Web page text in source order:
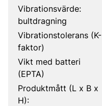
Vibrationsvärde:
bultdragning
Vibrationstolerans (K-
faktor)
Vikt med batteri
(EPTA)
Produktmått (L x B x
H):